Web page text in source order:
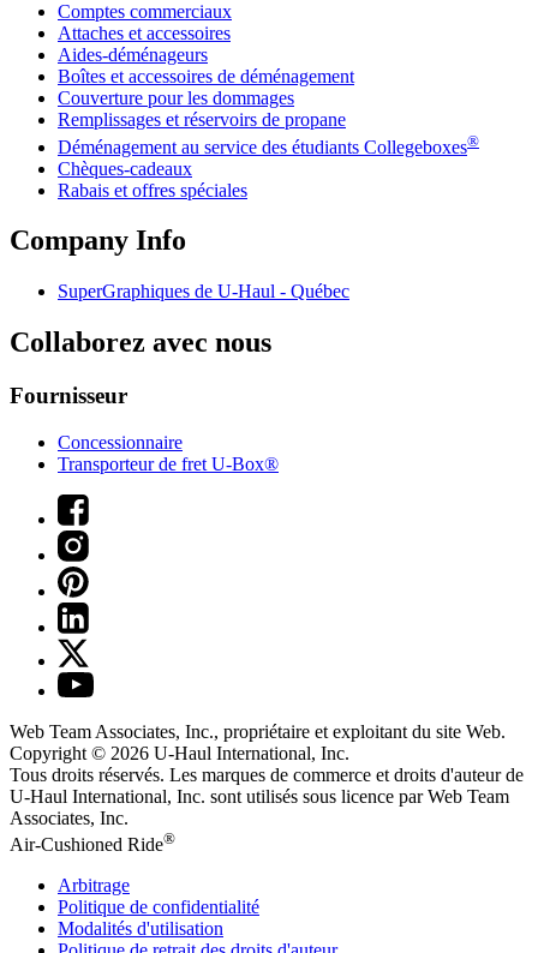
Comptes commerciaux
Attaches et accessoires
Aides-déménageurs
Boîtes et accessoires de déménagement
Couverture pour les dommages
Remplissages et réservoirs de propane
Déménagement au service des étudiants Collegeboxes®
Chèques-cadeaux
Rabais et offres spéciales
Company Info
SuperGraphiques de U-Haul - Québec
Collaborez avec nous
Fournisseur
Concessionnaire
Transporteur de fret U-Box®
Web Team Associates, Inc., propriétaire et exploitant du site Web.
Copyright © 2026 U-Haul International, Inc.
Tous droits réservés. Les marques de commerce et droits d'auteur de
U-Haul International, Inc. sont utilisés sous licence par Web Team
Associates, Inc.
Air-Cushioned Ride®
Arbitrage
Politique de confidentialité
Modalités d'utilisation